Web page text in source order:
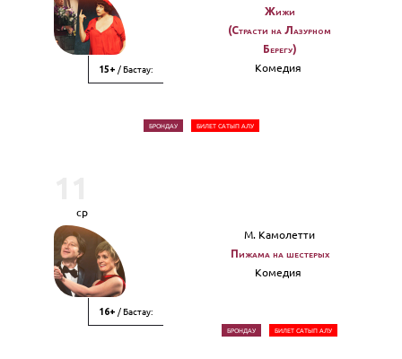
15+ / Бастау:
Жижи
(Страсти на Лазурном
Берегу)
Комедия
БРОНДАУ БИЛЕТ САТЫП АЛУ
ср
16+ / Бастау:
М. Камолетти
Пижама на шестерых
Комедия
БРОНДАУ БИЛЕТ САТЫП АЛУ